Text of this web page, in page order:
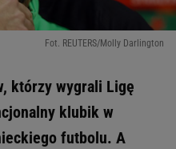
Fot. REUTERS/Molly Darlington
którzy wygrali Ligę
klubik w
futbolu. A